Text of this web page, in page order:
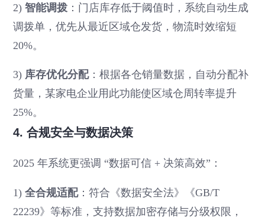
2)智能调拨 ：门店库存低于阈值时，系统自动生成
调拨单，优先从最近区域仓发货，物流时效缩短
20%。
3) 库存优化分配：根据各仓销量数据，自动分配补
货量，某家电企业用此功能使区域仓周转率提升
25%。
4. 合规安全与数据决策
2025 年系统更强调 “数据可信 + 决策高效”：
1)全合规适配：符合《数据安全法》《GB/T
22239》等标准，支持数据加密存储与分级权限，